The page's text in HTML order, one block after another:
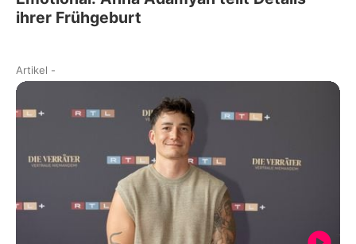
ihrer Frühgeburt
Artikel -